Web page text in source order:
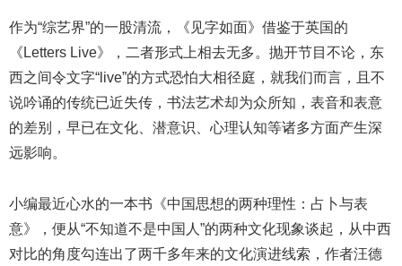
作为“综艺界”的一股清流，《见字如面》借鉴于英国的
《Letters Live》，二者形式上相去无多。抛开节目不论，东
西之间令文字“live”的方式恐怕大相径庭，就我们而言，且不
说吟诵的传统已近失传，书法艺术却为众所知，表音和表意
的差别，早已在文化、潜意识、心理认知等诸多方面产生深
远影响。
小编最近心水的一本书《中国思想的两种理性：占卜与表
意》，便从“不知道不是中国人”的两种文化现象谈起，从中西
对比的角度勾连出了两千多年来的文化演进线索，作者汪德